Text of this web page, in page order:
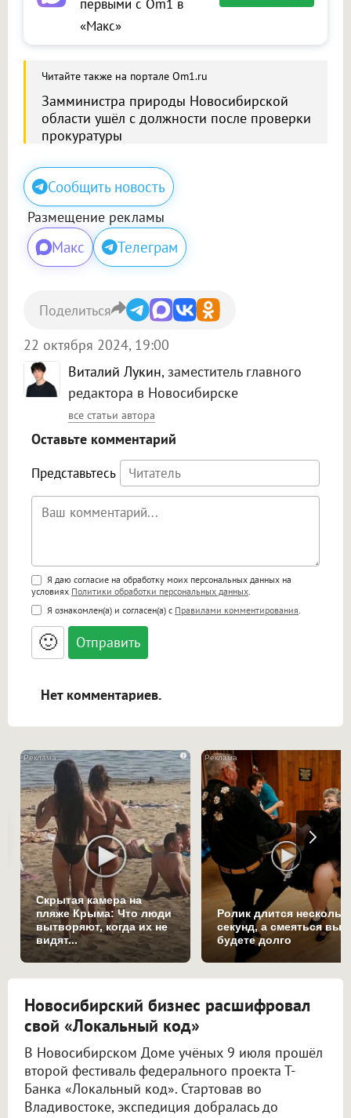
первыми с Om1 в
«Макс»
Читайте также на портале Om1.ru
Замминистра природы Новосибирской
области ушёл с должности после проверки
прокуратуры
Сообщить новость
Размещение рекламы
Макс Телеграм
Виталий Лукин, заместитель главного
редактора в Новосибирске
все статьи автора
22 октября 2024, 19:00
Поделиться
Оставьте комментарий
Представьтесь
Поддержка HTML
<b>, <strong>, <u>, <i>, <em>, <s>, <big>,
<small>, <sup>, <sub>, <pre>, <ul>, <ol>, <li>,
<blockquote>, <code> экранирует HTML,
адреса URL автоматически становятся
ссылками, и [img]адрес[/img] будет
Я даю согласие на обработку моих персональных данных на
условиях Политики обработки персональных данных
Я ознакомлен(а) и согласен(а) с Правилами комментирования
🙂
Нет комментариев.
i
Скрытая камера на
пляже Крыма: Что люди
вытворяют, когда их не
видят...
Ролик длится
секунд, а смеяться вы
будете долго
Новосибирский бизнес расшифровал
свой «Локальный код»
В Новосибирском Доме учёных 9 июля прошёл
второй фестиваль федерального проекта Т-
Банка «Локальный код». Стартовав во
Владивостоке, экспедиция добралась до